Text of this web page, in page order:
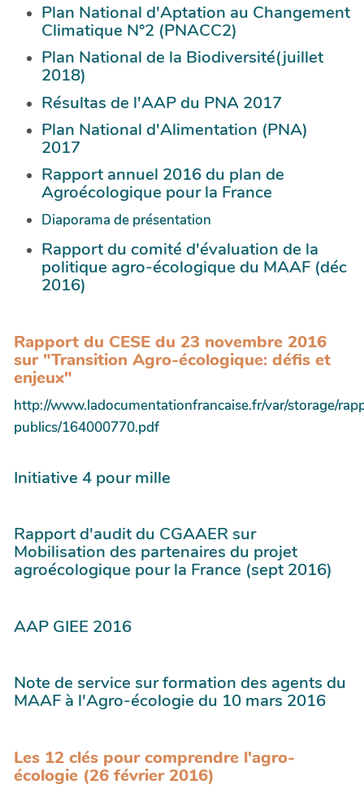
Plan National d'Aptation au Changement
Climatique N°2 (PNACC2)
Plan National de la Biodiversité(juillet
2018)
Résultas de l'AAP du PNA 2017
Plan National d'Alimentation (PNA)
2017
Rapport annuel 2016 du plan de
Agroécologique pour la France
Diaporama de présentation
Rapport du comité d'évaluation de la
politique agro-écologique du MAAF (déc
2016)
Rapport du CESE du 23 novembre 2016
sur "Transition Agro-écologique: défis et
enjeux"
http://www.ladocumentationfrancaise.fr/var/storage/
publics/164000770.pdf
Initiative 4 pour mille
Rapport d'audit du CGAAER sur
Mobilisation des partenaires du projet
agroécologique pour la France (sept 2016)
AAP GIEE 2016
Note de service sur formation des agents du
MAAF à l'Agro-écologie du 10 mars 2016
Les 12 clés pour comprendre l'agro-
écologie (26 février 2016)